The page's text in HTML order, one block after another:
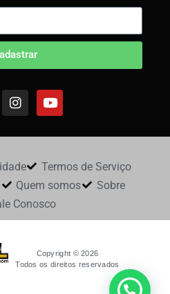
Termos de Serviço
Quem somos
Sobre
Conosco
Copyright © 2026
Todos os direitos reservados